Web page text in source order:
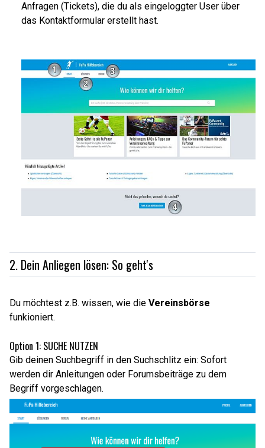
Anfragen (Tickets), die du als eingeloggter User über
das Kontaktformular erstellt hast.
2. Dein Anliegen lösen: So geht's
Du möchtest z.B. wissen, wie die Vereinsbörse
funkioniert.
Option 1: SUCHE NUTZEN
Gib deinen Suchbegriff in den Suchschlitz ein: Sofort
werden dir Anleitungen oder Forumsbeiträge zu dem
Begriff vorgeschlagen.